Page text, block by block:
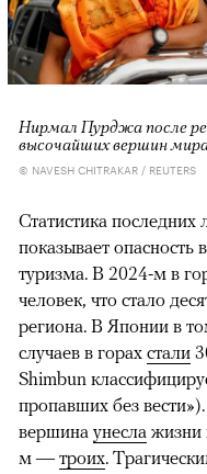
Нирмал Пурджа после
высочайших вершин
© NAVESH CHITRAKAR / REUTERS
Статистика последних
показывает опасность
туризма. В 2024-м в
человек, что стало
региона. В Японии в
случаев в горах стали
Shimbun
пропавших без
вершина унесла жизни
м — троих.